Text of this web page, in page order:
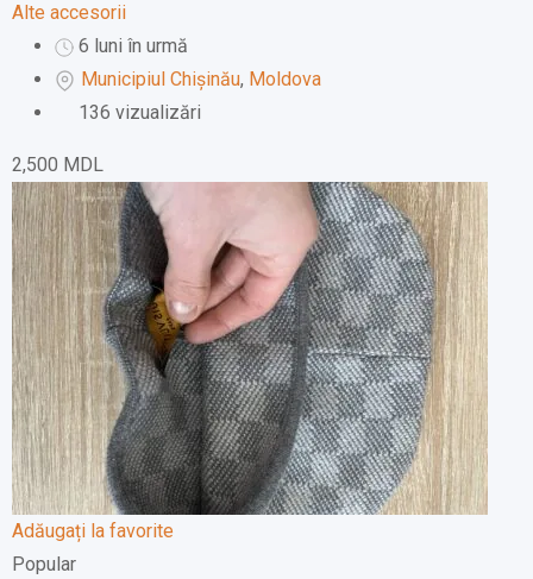
Alte accesorii
6 luni în urmă
Municipiul Chișinău, Moldova
136 vizualizări
2,500 MDL
Adăugați la favorite
Popular